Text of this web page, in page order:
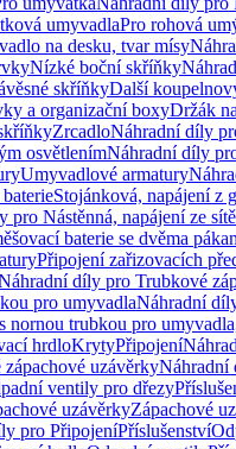
umyvadlaPro rohová
na desku, tvar mísy
Nízké boční skříňky
skříňkyDalší
a organizační boxyDržák
ZrcadloNáhradní díly
osvětlenímNáhradní díly
Umyvadlové armatury
Stojánková, napájení z
pro Nástěnná, napájení ze sítě
baterie se dvěma
Připojení zařizovacích
díly pro Trubkové
pro umyvadlaNáhradní
trubkou pro
hrdloKrytyPřipojení
uzávěrkyNáhradní
ventily pro dřezy
uzávěrkyZápachové
pro PřipojeníPříslušenství